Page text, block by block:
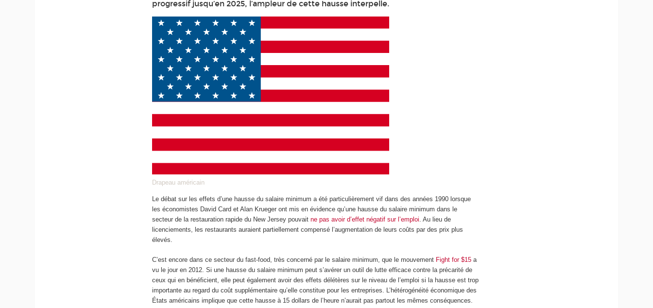
progressif jusqu’en 2025, l’ampleur de cette hausse interpelle.
Drapeau américain
Le débat sur les effets d’une hausse du salaire minimum a été particulièrement vif dans des années 1990 lorsque
les économistes David Card et Alan Krueger ont mis en évidence qu’une hausse du salaire minimum dans le
secteur de la restauration rapide du New Jersey pouvaitne pas avoir d’effet négatif sur l’emploi. Au lieu de
licenciements, les restaurants auraient partiellement compensé l’augmentation de leurs coûts par des prix plus
élevés.
C’est encore dans ce secteur du fast-food, très concerné par le salaire minimum, que le mouvement Fight for $15 a
vu le jour en 2012. Si une hausse du salaire minimum peut s’avérer un outil de lutte efficace contre la précarité de
ceux qui en bénéficient, elle peut également avoir des effets délétères sur le niveau de l’emploi si la hausse est trop
importante au regard du coût supplémentaire qu’elle constitue pour les entreprises. L’hétérogénéité économique des
États américains implique que cette hausse à 15 dollars de l’heure n’aurait pas partout les mêmes conséquences.